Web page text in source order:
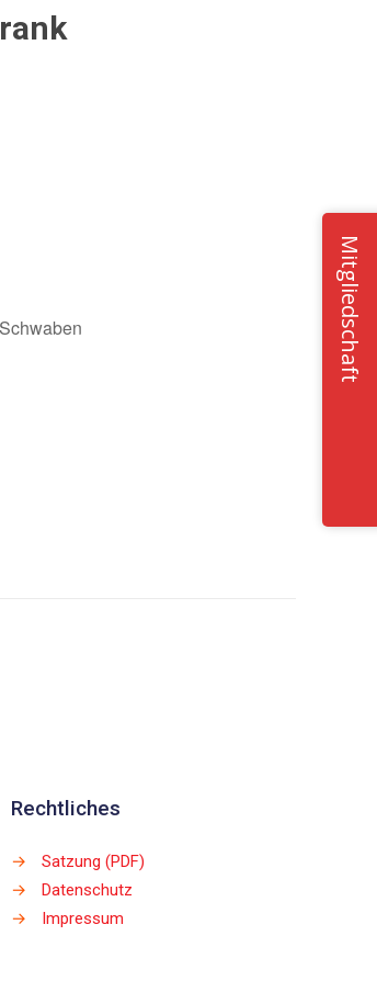
Rechtliches
→
Satzung (PDF)
→
Datenschutz
→
Impressum
Mitgliedschaft